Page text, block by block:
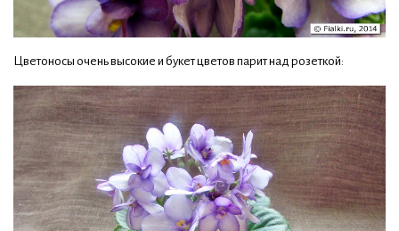
Цветоносы очень высокие и букет цветов парит над розеткой: